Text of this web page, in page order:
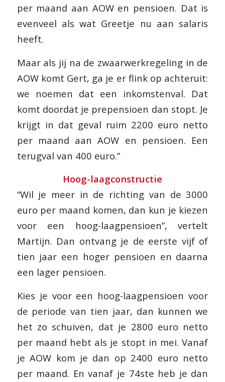
per maand aan AOW en pensioen. Dat is
evenveel als wat Greetje nu aan salaris
heeft.
Maar als jij na de zwaarwerkregeling in de
AOW komt Gert, ga je er flink op achteruit:
we noemen dat een inkomstenval. Dat
komt doordat je prepensioen dan stopt. Je
krijgt in dat geval ruim 2200 euro netto
per maand aan AOW en pensioen. Een
terugval van 400 euro.”
Hoog-laagconstructie
“Wil je meer in de richting van de 3000
euro per maand komen, dan kun je kiezen
voor een hoog-laagpensioen”, vertelt
Martijn. Dan ontvang je de eerste vijf of
tien jaar een hoger pensioen en daarna
een lager pensioen.
Kies je voor een hoog-laagpensioen voor
de periode van tien jaar, dan kunnen we
het zo schuiven, dat je 2800 euro netto
per maand hebt als je stopt in mei. Vanaf
je AOW kom je dan op 2400 euro netto
per maand. En vanaf je 74ste heb je dan